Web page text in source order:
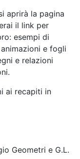
aprirà la pagina
il link per
esempi di
e fogli
e relazioni
ai recapiti in
Geometri e G.L.